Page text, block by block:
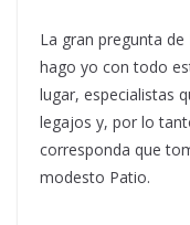
La gran pregunta de
hago yo con todo
lugar, especialistas
legajos y, por lo
corresponda que
modesto Patio.